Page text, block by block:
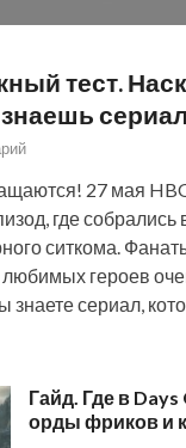
тест.
сериал
27 мая
где собрались
ситкома.
героев
сериал,
Гайд. Где в
орды фриков и